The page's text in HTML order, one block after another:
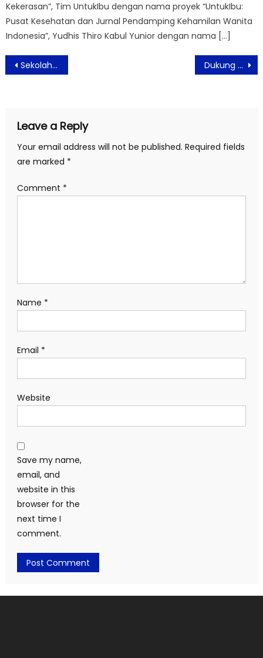
Kekerasan”, Tim UntukIbu dengan nama proyek “UntukIbu:
Pusat Kesehatan dan Jurnal Pendamping Kehamilan Wanita
Indonesia”, Yudhis Thiro Kabul Yunior dengan nama […]
Post
navigation
Sekolah Masa Depan: Koding Next Meluncurkan Platform “Future Classroom” yang Inovatif di Indonesia Dukung Terciptanya Inovator Muda, Sampoerna Academy Kembali Gelar STEAM Expo 2024
Leave a Reply
Your email address will not be published. Required fields
are marked *
Comment *
Name *
Email *
Website
Save my name,
email, and
website in this
browser for the
next time I
comment.